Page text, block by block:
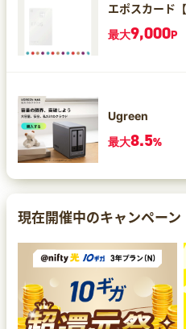
エポスカード
最大9,000P
Ugreen
最大8.5%
現在開催中のキャンペーン